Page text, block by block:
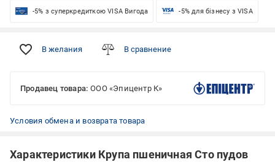
-5% з суперкредиткою VISA Вигода -5% для бізнесу з VISA
В желания В сравнение
Продавец товара: ООО «Эпицентр К»
Условия обмена и возврата товара
Характеристики Крупа пшеничная Сто пудов